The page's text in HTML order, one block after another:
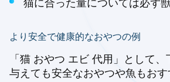
猫に合った量については必ず
より安全で健康的なおやつの例
「猫 おやつ エビ 代用」として
与えても安全なおやつや魚もおす